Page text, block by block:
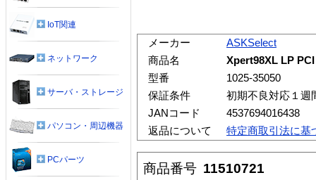
メーカー
ASKSelect
商品名
Xpert98XL LP
型番
1025-35050
保証条件
初期不良対応１週
JANコード
4537694016438
返品について
特定商取引法に基
商品番号 11510721
IoT関連
ネットワーク
サーバ・ストレージ
パソコン・周辺機器
PCパーツ